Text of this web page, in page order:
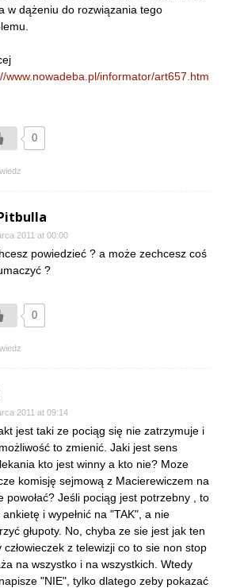
w dążeniu do rozwiązania tego
www.nowadeba.pl/informator/art657.htm
0
2011 at 00:00
powiedzieć ? a może zechcesz coś
?
0
2011 at 09:14
jest taki ze pociąg się nie zatrzymuje i
to zmienić. Jaki jest sens
kto jest winny a kto nie? Moze
komisję sejmową z Macierewiczem na
powołać? Jeśli pociąg jest potrzebny , to
ankietę i wypełnić na "TAK", a nie
głupoty. No, chyba ze sie jest jak ten
człowieczek z telewizji co to sie non stop
na wszystko i na wszystkich. Wtedy
"NIE", tylko dlatego zeby pokazać